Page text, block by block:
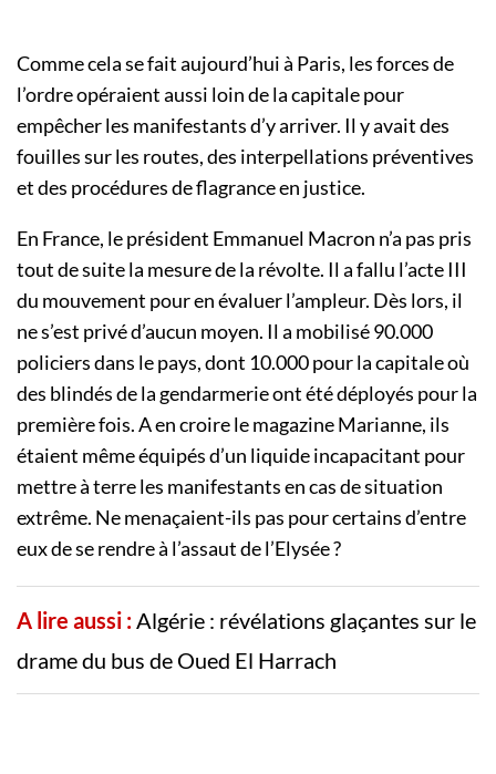
Comme cela se fait aujourd’hui à Paris, les forces de
l’ordre opéraient aussi loin de la capitale pour
empêcher les manifestants d’y arriver. Il y avait des
fouilles sur les routes, des interpellations préventives
et des procédures de flagrance en justice.
En France, le président Emmanuel Macron n’a pas pris
tout de suite la mesure de la révolte. Il a fallu l’acte III
du mouvement pour en évaluer l’ampleur. Dès lors, il
ne s’est privé d’aucun moyen. Il a mobilisé 90.000
policiers dans le pays, dont 10.000 pour la capitale où
des blindés de la gendarmerie ont été déployés pour la
première fois. A en croire le magazine Marianne, ils
étaient même équipés d’un liquide incapacitant pour
mettre à terre les manifestants en cas de situation
extrême. Ne menaçaient-ils pas pour certains d’entre
eux de se rendre à l’assaut de l’Elysée ?
A lire aussi :Algérie : révélations glaçantes sur le
drame du bus de Oued El Harrach